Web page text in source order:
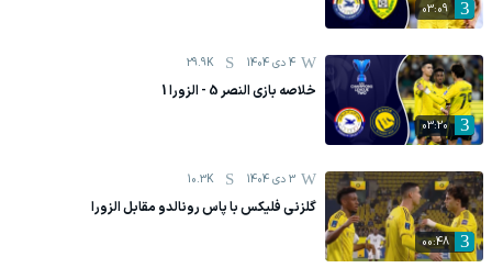
03:09
03:20
4 دی 1404 29.9K
خلاصه بازی النصر 5 - الزورا 1
00:48
3 دی 1404 10.3K
گلزنی فلیکس با پاس رونالدو مقابل الزورا